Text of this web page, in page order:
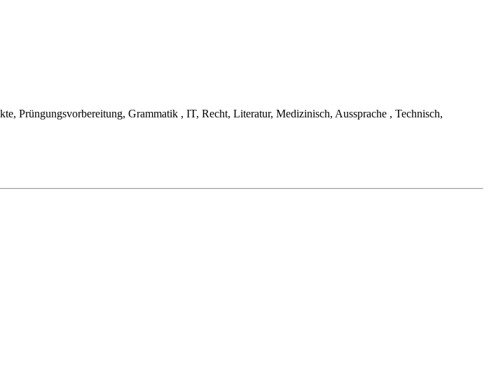
Prüngungsvorbereitung, Grammatik , IT, Recht, Literatur, Medizinisch, Aussprache , Technisch,